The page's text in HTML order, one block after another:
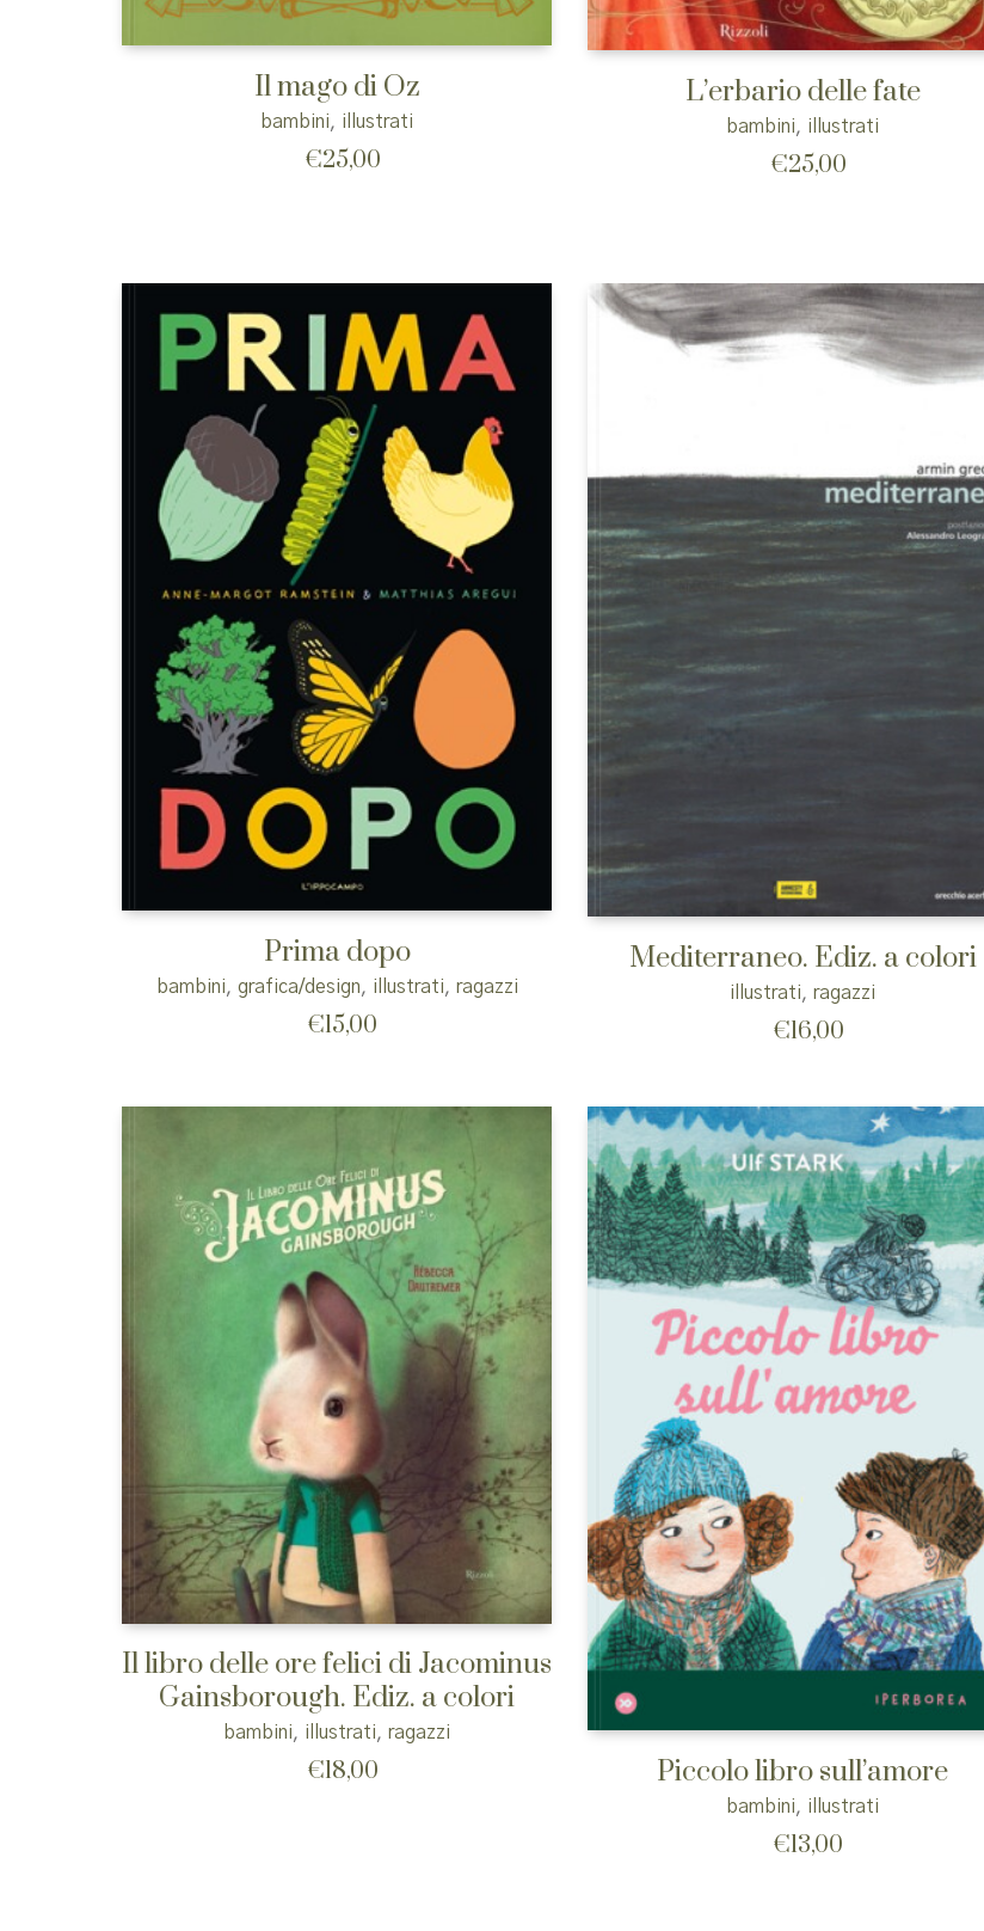
Il mago di Oz
bambini, illustrati
€25,00
L’erbario delle fate
bambini, illustrati
€25,00
Prima dopo
bambini, grafica/design, illustrati, ragazzi
€15,00
Mediterraneo. Ediz. a colori
illustrati, ragazzi
€16,00
Il libro delle ore felici di Jacominus
Gainsborough. Ediz. a colori
bambini, illustrati, ragazzi
€18,00 Piccolo libro sull’amore
bambini, illustrati
€13,00